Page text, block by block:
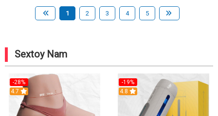
1 2 3 4 5
Sextoy Nam
-28%
4.7
-19%
Hot
4.8